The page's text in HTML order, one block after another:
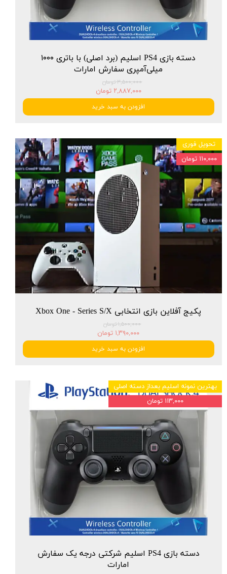
دسته بازی PS4 اسلیم (برد اصلی) با باتری ۱۰۰۰
میلی‌آمپری سفارش امارات
۳,۵۰۰,۰۰۰ تومان
۲,۸۸۷,۰۰۰ تومان
افزودن به سبد خرید
پکیج آفلاین بازی انتخابی Xbox One - Series S/X
۱,۵۰۰,۰۰۰ تومان
۱,۳۹۰,۰۰۰ تومان
افزودن به سبد خرید
تحویل فوری
۱۱۰,۰۰۰ تومان
دسته بازی PS4 اسلیم شرکتی درجه یک سفارش
امارات
بهترین نمونه اسلیم بعداز دسته اصلی
۱۱۳,۰۰۰ تومان